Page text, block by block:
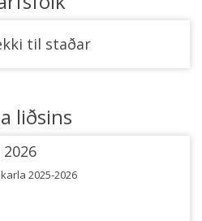
til staðar
liðsins
2026
2025-2026